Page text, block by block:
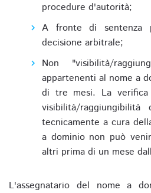
procedure d'autorità;
A fronte di sentenza
decisione arbitrale;
Non "visibilità/
appartenenti al nome a
di tre mesi. La verifica
visibilità/
tecnicamente a cura
a dominio non può
altri prima di un mese
L'assegnatario del nome a